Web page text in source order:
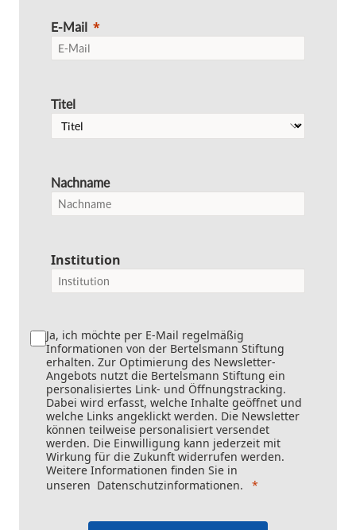
E-Mail
Titel
Nachname
Institution
Ja, ich möchte per E-Mail regelmäßig
Informationen von der Bertelsmann Stiftung
erhalten. Zur Optimierung des Newsletter-
Angebots nutzt die Bertelsmann Stiftung ein
personalisiertes Link- und Öffnungstracking.
Dabei wird erfasst, welche Inhalte geöffnet und
welche Links angeklickt werden. Die Newsletter
können teilweise personalisiert versendet
werden. Die Einwilligung kann jederzeit mit
Wirkung für die Zukunft widerrufen werden.
Weitere Informationen finden Sie in
unseren Datenschutzinformationen.